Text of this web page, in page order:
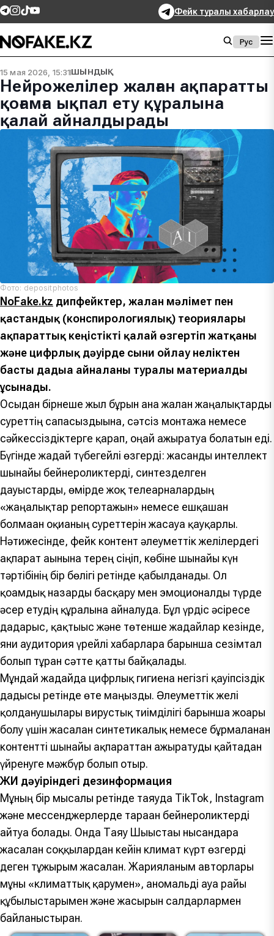
Фейк туралы хабарлау
Рус
15 мая 2026, 15:31ШЫНДЫҚ
Нейрожелілер жалған ақпаратты
қоғамға ықпал ету құралына
қалай айналдырады
Фото: depositphotos
NoFake.kz дипфейктер, жалған мәлімет пен
қастандық (конспирологиялық) теориялары
ақпараттық кеңістікті қалай өзгертіп жатқаны
және цифрлық дәуірде сыни ойлау неліктен
басты дағдыға айналғаны туралы материалды
ұсынады.
Осыдан бірнеше жыл бұрын ғана жалған жаңалықтарды
суреттің сапасыздығына, сәтсіз монтажға немесе
сәйкессіздіктерге қарап, оңай ажыратуға болатын еді.
Бүгінде жағдай түбегейлі өзгерді: жасанды интеллект
шынайы бейнероликтерді, синтезделген
дауыстарды, өмірде жоқ телеарналардың
«жаңалықтар репортажын» немесе ешқашан
болмаған оқиғаның суреттерін жасауға қауқарлы.
Нәтижесінде, фейк контент әлеуметтік желілердегі
ақпарат ағынына терең сіңіп, көбіне шынайы күн
тәртібінің бір бөлігі ретінде қабылданады. Ол
қоғамдық назарды басқару мен эмоционалды түрде
әсер етудің құралына айналуда. Бұл үрдіс әсіресе
дағдарыс, қақтығыс және төтенше жағдайлар кезінде,
яғни аудитория үрейлі хабарларға барынша сезімтал
болып тұрған сәтте қатты байқалады.
Мұндай жағдайда цифрлық гигиена негізгі қауіпсіздік
дағдысы ретінде өте маңызды. Әлеуметтік желі
қолданушылары вирустық тиімділігі барынша жоғары
болу үшін жасалған синтетикалық немесе бұрмаланған
контентті шынайы ақпараттан ажыратуды қайтадан
үйренуге мәжбүр болып отыр.
ЖИ дәуіріндегі дезинформация
Мұның бір мысалы ретінде таяуда TikTok, Instagram
және мессенджерлерде тараған бейнероликтерді
айтуға болады. Онда Таяу Шығыстағы нысандарға
жасалған соққылардан кейін климат күрт өзгерді
деген тұжырым жасалған. Жарияланым авторлары
мұны «климаттық қарумен», аномальді ауа райы
құбылыстарымен және жасырын салдарлармен
байланыстырған.